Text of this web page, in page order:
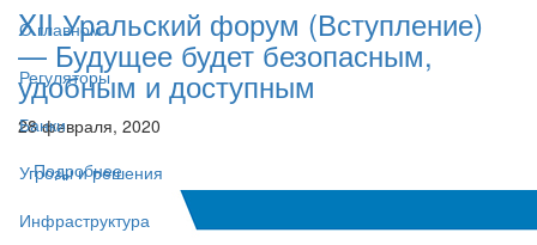
О главном
Регуляторы
Банки
Угрозы и решения
Инфраструктура
XII Уральский форум (Вступление)
— Будущее будет безопасным,
удобным и доступным
28 февраля, 2020
Подробнее